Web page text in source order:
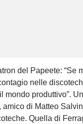
del Papeete: “Se
nelle
mondo produttivo”.
amico di Matteo
Quella di